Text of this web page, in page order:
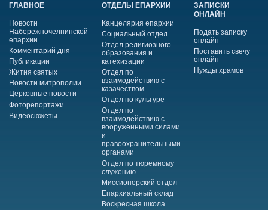
ГЛАВНОЕ
Новости
Набережночелнинской
епархии
Комментарий дня
Публикации
Жития святых
Новости митрополии
Церковные новости
Фоторепортажи
Видеосюжеты
ОТДЕЛЫ ЕПАРХИИ
Канцелярия епархии
Социальный отдел
Отдел религиозного
образования и
катехизации
Отдел по
взаимодействию с
казачеством
Отдел по культуре
Отдел по
взаимодействию с
вооруженными силами
и
правоохранительными
органами
Отдел по тюремному
служению
Миссионерский отдел
Епархиальный склад
Воскресная школа
ЗАПИСКИ
ОНЛАЙН
Подать записку
онлайн
Поставить свечу
онлайн
Нужды храмов